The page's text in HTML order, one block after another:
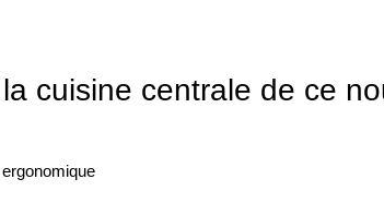
cuisine centrale de ce